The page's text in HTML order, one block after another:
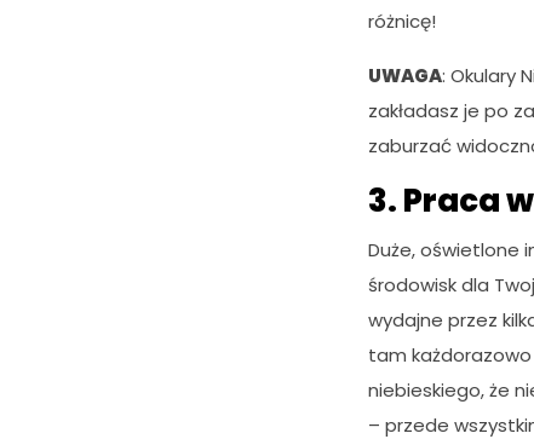
różnicę!
UWAGA: Okulary
zakładasz je po
zaburzać
3. Praca
Duże, oświetlone
środowisk dla
wydajne przez
tam każdorazowo
niebieskiego, że
– przede